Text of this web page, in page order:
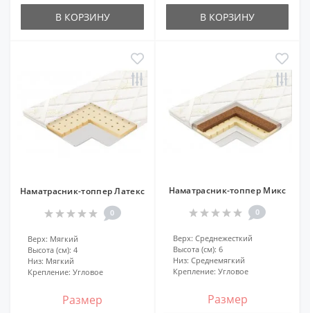
В КОРЗИНУ В КОРЗИНУ
Наматрасник-топпер Латекс
0
Верх: Мягкий
Высота (см): 4
Низ: Мягкий
Крепление: Угловое
Размер
Наматрасник-топпер Микс
0
Верх: Среднежесткий
Высота (см): 6
Низ: Среднемягкий
Крепление: Угловое
Размер